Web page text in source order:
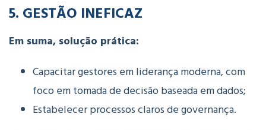
5. GESTÃO INEFICAZ
Em suma, solução prática:
Capacitar gestores em liderança moderna, com
foco em tomada de decisão baseada em dados;
Estabelecer processos claros de governança.